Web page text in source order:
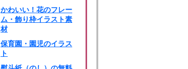
かわいい！花のフレー
ム・飾り枠イラスト素
材
保育園・園児のイラス
ト